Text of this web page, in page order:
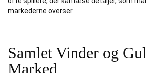
markederne overser.
Samlet Vinder og
Marked